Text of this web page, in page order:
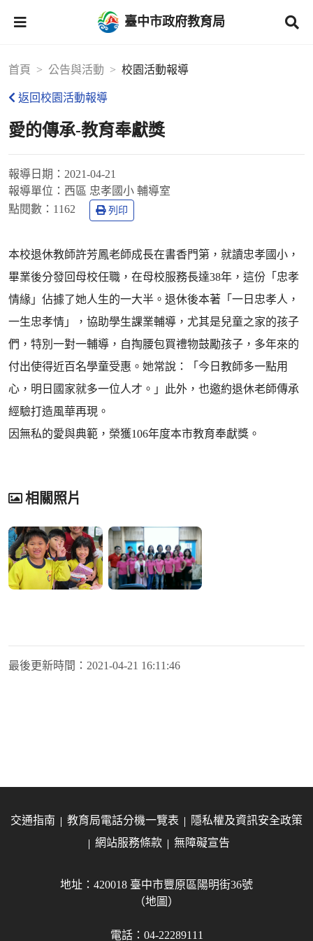
臺中市政府教育局
首頁 公告與活動 校園活動報導
返回校園活動報導
愛的傳承-教育奉獻獎
報導日期： 2021-04-21
報導單位： 西區 忠孝國小 輔導室
點閱數： 1162 列印
本校退休教師許芳鳳老師成長在書香門第，就讀忠孝國小，
畢業後分發回母校任職，在母校服務長達38年，這份「忠孝
情緣」佔據了她人生的一大半。退休後本著「一日忠孝人，
一生忠孝情」，協助學生課業輔導，尤其是兒童之家的孩子
們，特別一對一輔導，自掏腰包買禮物鼓勵孩子，多年來的
付出使得近百名學童受惠。她常說：「今日教師多一點用
心，明日國家就多一位人才。」此外，也邀約退休老師傳承
經驗打造風華再現。
因無私的愛與典範，榮獲106年度本市教育奉獻獎。
相關照片
最後更新時間： 2021-04-21 16:11:46
交通指南 教育局電話分機一覽表
隱私權及資訊安全政策
網站服務條款
無障礙宣告
地址：420018 臺中市豐原區陽明街36號
（地圖）
電話：04-22289111